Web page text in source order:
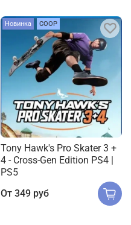
Новинка COOP
Tony Hawk's Pro Skater 3 +
4 - Cross-Gen Edition PS4 |
PS5
От 349 руб